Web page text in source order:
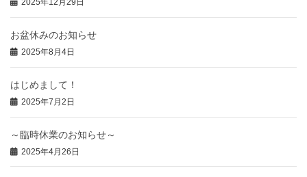
2025年12月29日
お盆休みのお知らせ
2025年8月4日
はじめまして！
2025年7月2日
～臨時休業のお知らせ～
2025年4月26日